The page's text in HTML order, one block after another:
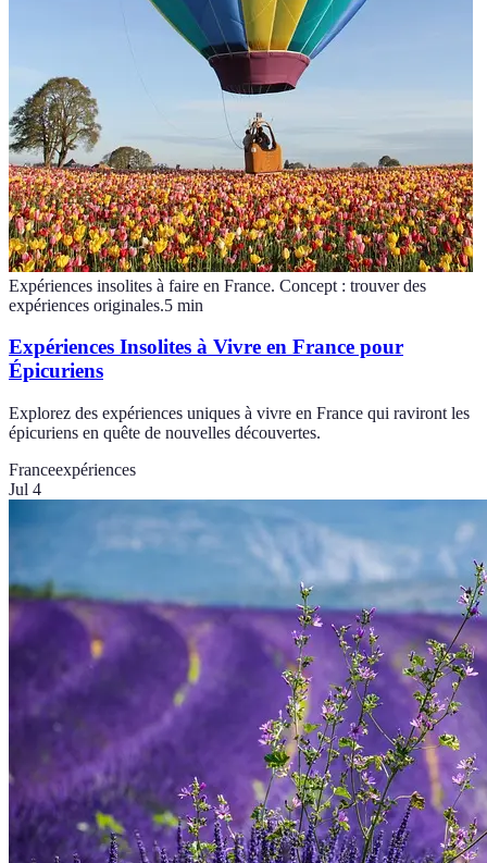
Expériences insolites à faire en France. Concept : trouver des
expériences originales.5 min
Expériences Insolites à Vivre en France pour
Épicuriens
Explorez des expériences uniques à vivre en France qui raviront les
épicuriens en quête de nouvelles découvertes.
Franceexpériences
Jul 4